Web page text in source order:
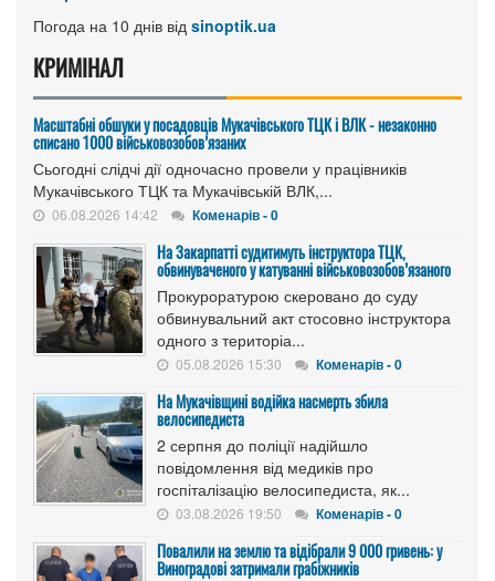
Погода на 10 днів від sinoptik.ua
КРИМІНАЛ
Масштабні обшуки у посадовців Мукачівського ТЦК і ВЛК - незаконно
списано 1000 військовозобов’язаних
Сьогодні слідчі дії одночасно провели у працівників
Мукачівського ТЦК та Мукачівській ВЛК,...
06.08.2026 14:42 Коменарів - 0
На Закарпатті судитимуть інструктора ТЦК,
обвинуваченого у катуванні військовозобов’язаного
Прокуроратурою скеровано до суду
обвинувальний акт стосовно інструктора
одного з територіа...
05.08.2026 15:30 Коменарів - 0
На Мукачівщині водійка насмерть збила
велосипедиста
2 серпня до поліції надійшло
повідомлення від медиків про
госпіталізацію велосипедиста, як...
03.08.2026 19:50 Коменарів - 0
Повалили на землю та відібрали 9 000 гривень: у
Виноградові затримали грабіжників